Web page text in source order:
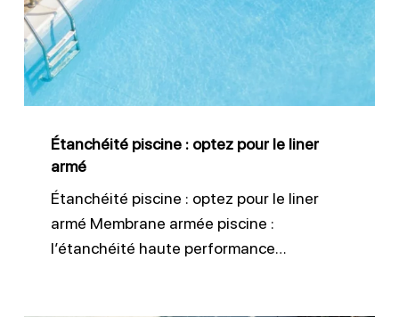
optez
pour
le
liner
Étanchéité piscine : optez pour le liner
armé
Étanchéité piscine : optez pour le liner
armé Membrane armée piscine :
l’étanchéité haute performance…